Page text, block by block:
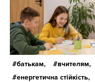
батькам, вчителям,
енергетична стійкість,